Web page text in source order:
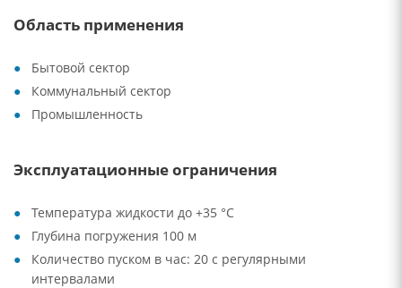
Область применения
Бытовой сектор
Коммунальный сектор
Промышленность
Эксплуатационные ограничения
Температура жидкости до +35 °C
Глубина погружения 100 м
Количество пуском в час: 20 с регулярными
интервалами